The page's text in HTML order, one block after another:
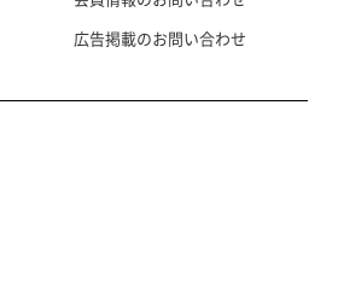
広告掲載のお問い合わせ